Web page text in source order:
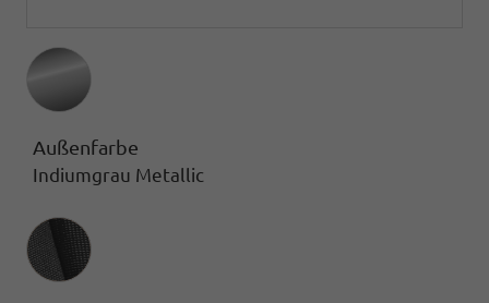
Außenfarbe
Indiumgrau Metallic
Innenausstattung